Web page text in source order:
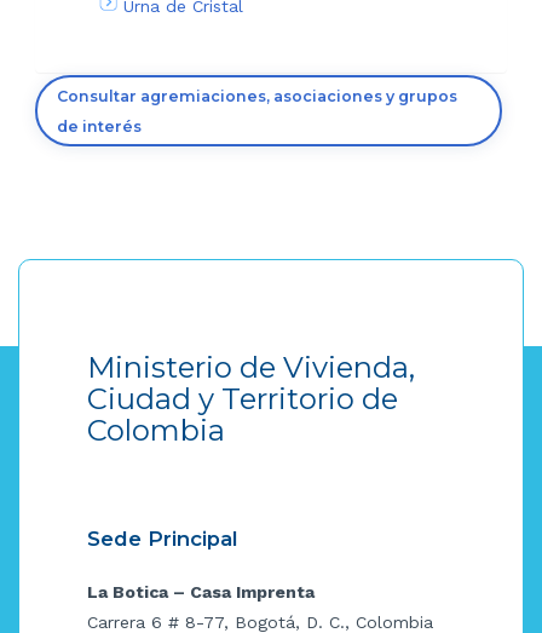
Urna de Cristal
Consultar agremiaciones, asociaciones y grupos
de interés
Ministerio de Vivienda,
Ciudad y Territorio de
Colombia
Sede Principal
La Botica – Casa Imprenta
Carrera 6 # 8-77, Bogotá, D. C., Colombia